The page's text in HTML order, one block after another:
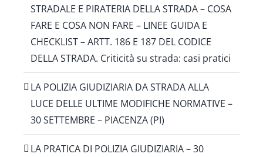
STRADALE E PIRATERIA DELLA STRADA – COSA
FARE E COSA NON FARE – LINEE GUIDA E
CHECKLIST – ARTT. 186 E 187 DEL CODICE
DELLA STRADA. Criticità su strada: casi pratici
LA POLIZIA GIUDIZIARIA DA STRADA ALLA
LUCE DELLE ULTIME MODIFICHE NORMATIVE –
30 SETTEMBRE – PIACENZA (PI)
LA PRATICA DI POLIZIA GIUDIZIARIA – 30